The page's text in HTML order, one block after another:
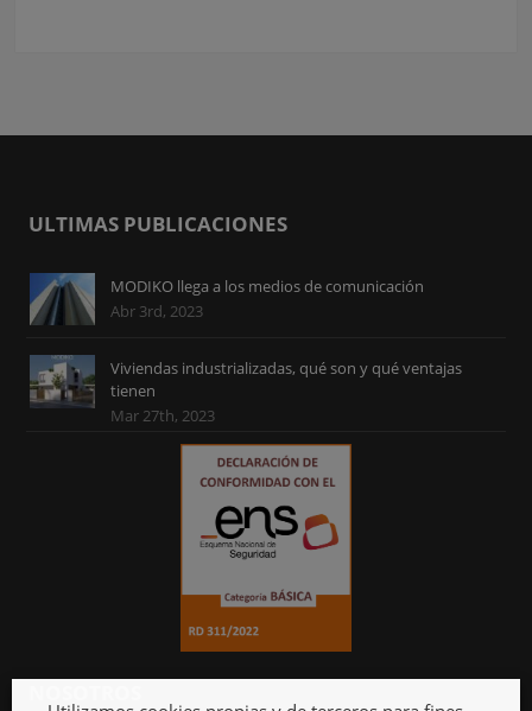
ULTIMAS PUBLICACIONES
MODIKO llega a los medios de comunicación
Abr 3rd, 2023
Viviendas industrializadas, qué son y qué ventajas
tienen
Mar 27th, 2023